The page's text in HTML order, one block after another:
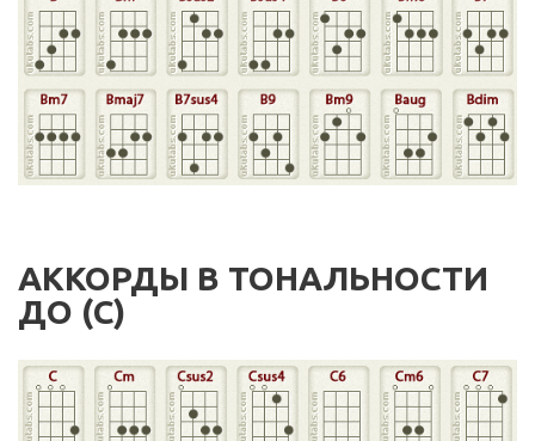
АККОРДЫ В ТОНАЛЬНОСТИ
ДО (C)